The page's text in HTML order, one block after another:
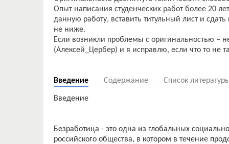
Опыт написания студенческих работ более 20
данную работу, вставить титульный лист и
не ниже.
Если возникли проблемы с оригинальностью –
(Алексей_Цербер) и я исправлю, если что то не
Введение Содержание Список
Введение
Безработица - это одна из глобальных
российского общества, в котором в течение